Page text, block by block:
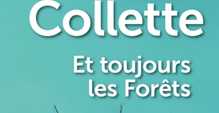
Et toujours les Forêts